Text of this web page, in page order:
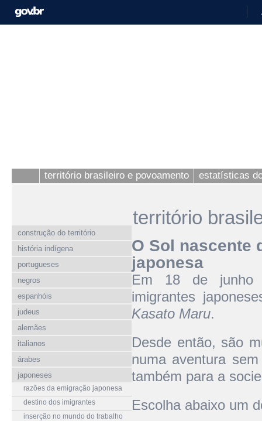
território brasileiro e povoamento estatísticas
construção do território
história indígena
portugueses
negros
espanhóis
judeus
alemães
italianos
árabes
japoneses
razões da emigração japonesa
destino dos imigrantes
inserção no mundo do trabalho
território
O Sol nascente
japonesa
Em 18 de junho
imigrantes
Kasato Maru.
Desde então, são
numa aventura
também para a
Escolha abaixo um